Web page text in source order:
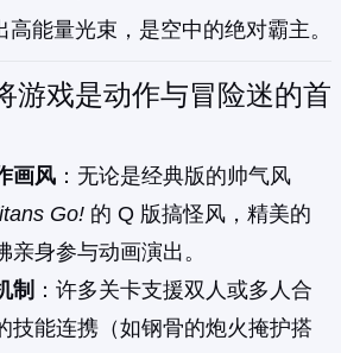
能量光束，是空中的绝对霸主。
游戏是动作与冒险迷的首
画风 ：无论是经典版的帅气风
Go! 的 Q 版搞怪风，精美的
身参与动画演出。
制 ：许多关卡支援双人或多人合
技能连携（如钢骨的炮火掩护搭